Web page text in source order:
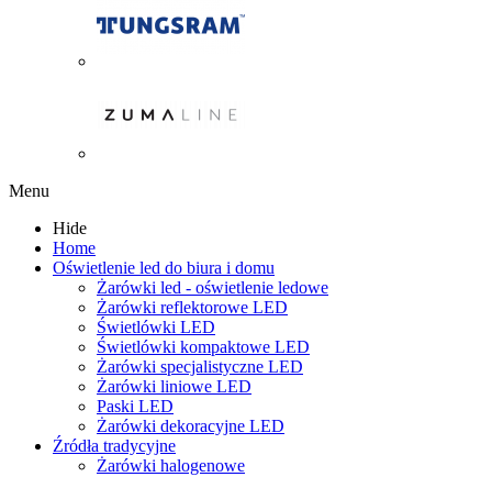
Menu
Hide
Home
Oświetlenie led do biura i domu
Żarówki led - oświetlenie ledowe
Żarówki reflektorowe LED
Świetlówki LED
Świetlówki kompaktowe LED
Żarówki specjalistyczne LED
Żarówki liniowe LED
Paski LED
Żarówki dekoracyjne LED
Źródła tradycyjne
Żarówki halogenowe